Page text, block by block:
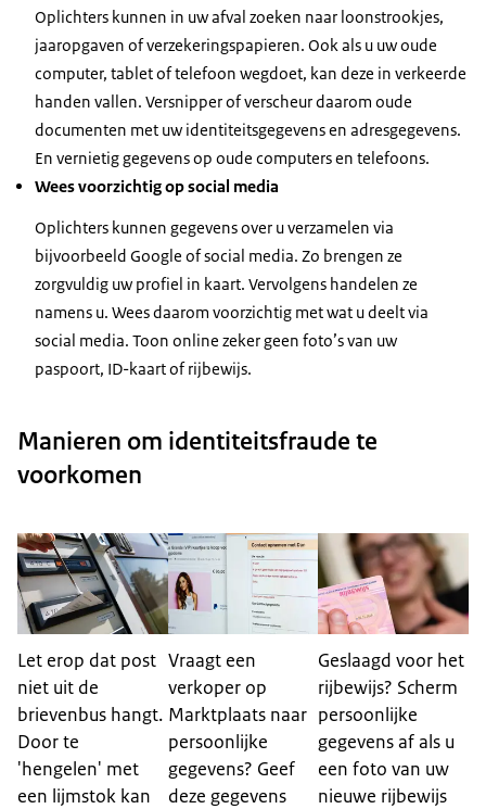
Oplichters kunnen in uw afval zoeken naar loonstrookjes,
jaaropgaven of verzekeringspapieren. Ook als u uw oude
computer, tablet of telefoon wegdoet, kan deze in verkeerde
handen vallen. Versnipper of verscheur daarom oude
documenten met uw identiteitsgegevens en adresgegevens.
En vernietig gegevens op oude computers en telefoons.
Wees voorzichtig op social media
Oplichters kunnen gegevens over u verzamelen via
bijvoorbeeld Google of social media. Zo brengen ze
zorgvuldig uw profiel in kaart. Vervolgens handelen ze
namens u. Wees daarom voorzichtig met wat u deelt via
social media. Toon online zeker geen foto’s van uw
paspoort, ID-kaart of rijbewijs.
Manieren om identiteitsfraude te
voorkomen
Let erop dat post
niet uit de
brievenbus hangt.
Door te
'hengelen' met
een lijmstok kan
Vraagt een
verkoper op
Marktplaats naar
persoonlijke
gegevens? Geef
deze gegevens
Geslaagd voor het
rijbewijs? Scherm
persoonlijke
gegevens af als u
een foto van uw
nieuwe rijbewijs